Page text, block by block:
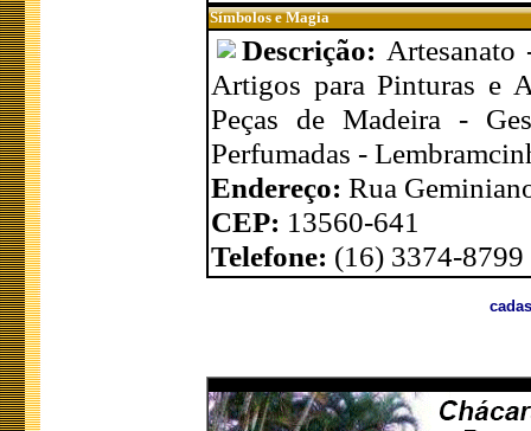
Símbolos e Magia
Descrição:
Artigos para Pinturas e
Peças de Madeira -
Perfumadas -
Endereço: Rua
CEP: 13560-641
Telefone: (16) 3374-8799